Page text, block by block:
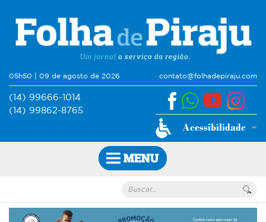
05h50 | 09 de agosto de 2026 contato@folhadepiraju.com
(14) 99666-1014
(14) 99862-8765